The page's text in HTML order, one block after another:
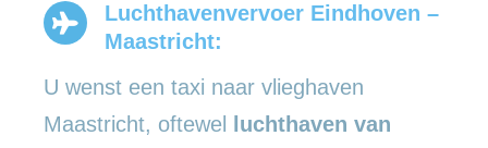
Luchthavenvervoer Eindhoven –
Maastricht:
U wenst een taxi naar vlieghaven
Maastricht, oftewel
luchthaven van